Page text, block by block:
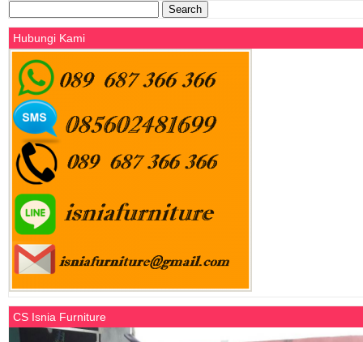
for:
Hubungi Kami
CS Isnia Furniture